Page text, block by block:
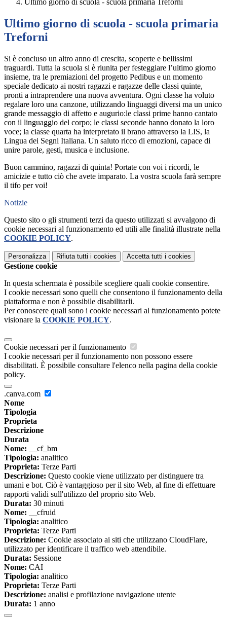
Ultimo giorno di scuola - scuola primaria Treforni
Ultimo giorno di scuola - scuola primaria
Treforni
Si è concluso un altro anno di crescita, scoperte e bellissimi
traguardi. Tutta la scuola si è riunita per festeggiare l’ultimo giorno
insieme, tra le premiazioni del progetto Pedibus e un momento
speciale dedicato ai nostri ragazzi e ragazze delle classi quinte,
pronti a intraprendere una nuova avventura. Ogni classe ha voluto
regalare loro una canzone, utilizzando linguaggi diversi ma un unico
grande messaggio di affetto e augurio:le classi prime hanno cantato
con il linguaggio del corpo; le classi seconde hanno donato la loro
voce; la classe quarta ha interpretato il brano attraverso la LIS, la
Lingua dei Segni Italiana. Un saluto ricco di emozioni, capace di
unire parole, gesti, musica e inclusione.
Buon cammino, ragazzi di quinta! Portate con voi i ricordi, le
amicizie e tutto ciò che avete imparato. La vostra scuola farà sempre
il tifo per voi!
Notizie
Questo sito o gli strumenti terzi da questo utilizzati si avvalgono di
cookie necessari al funzionamento ed utili alle finalità illustrate nella
COOKIE POLICY.
Personalizza Rifiuta tutti i cookies Accetta tutti i cookies
Gestione cookie
In questa schermata è possibile scegliere quali cookie consentire.
I cookie necessari sono quelli che consentono il funzionamento della
piattaforma e non è possibile disabilitarli.
Per conoscere quali sono i cookie necessari al funzionamento potete
visionare la COOKIE POLICY.
Cookie necessari per il funzionamento
I cookie necessari per il funzionamento non possono essere
disabilitati. È possibile consultare l'elenco nella pagina della cookie
policy.
.canva.com
Nome
Tipologia
Proprieta
Descrizione
Durata
Nome: __cf_bm
Tipologia: analitico
Proprieta: Terze Parti
Descrizione: Questo cookie viene utilizzato per distinguere tra
umani e bot. Ciò è vantaggioso per il sito Web, al fine di effettuare
rapporti validi sull'utilizzo del proprio sito Web.
Durata: 30 minuti
Nome: __cfruid
Tipologia: analitico
Proprieta: Terze Parti
Descrizione: Cookie associato ai siti che utilizzano CloudFlare,
utilizzato per identificare il traffico web attendibile.
Durata: Sessione
Nome: CAI
Tipologia: analitico
Proprieta: Terze Parti
Descrizione: analisi e profilazione navigazione utente
Durata: 1 anno